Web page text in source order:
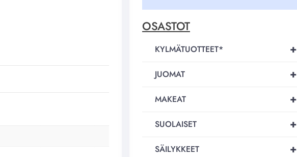
OSASTOT
+
KYLMÄTUOTTEET*
+
JUOMAT
+
MAKEAT
+
SUOLAISET
+
SÄILYKKEET